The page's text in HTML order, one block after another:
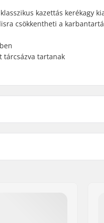
kazettás kerékagy
csökkentheti a
tárcsázva tartanak